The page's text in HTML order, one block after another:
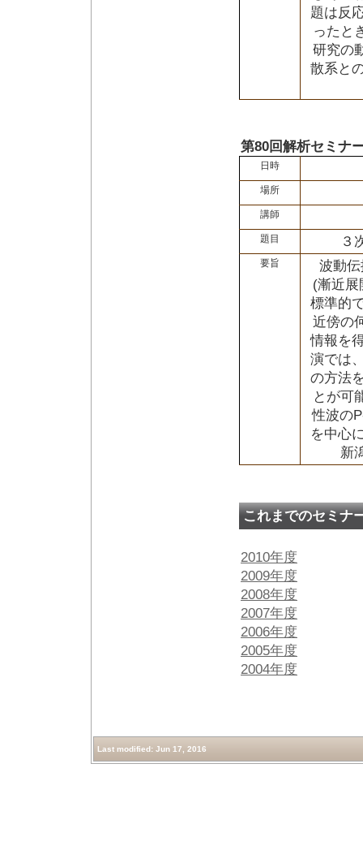
題は反
ったと
研究の
散系と
第80回解析セミナ
日時
場所
講師
題目 ３
要旨
波動
(漸近展
標準的
近傍の
情報を
演では
の方法
とが可
性波の
を中心
新
これまでのセミナ
2010年度
2009年度
2008年度
2007年度
2006年度
2005年度
2004年度
Last modified: Jun 17, 2016